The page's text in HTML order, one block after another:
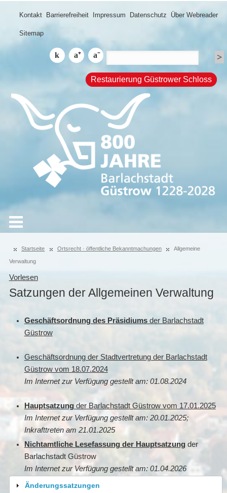
Kontakt Barrierefreiheit Impressum Datenschutz Über Webreader
Sitemap
Restaurierung Güstrower Schloss
Startseite Ortsrecht · öffentliche Bekanntmachungen Allgemeine
Verwaltung
Vorlesen
Satzungen der Allgemeinen Verwaltung
Geschäftsordnung des Präsidiumsder Barlachstadt
Güstrow
Geschäftsordnung der Stadtvertretung der Barlachstadt
Güstrow vom 18.07.2024
Im Internet zur Verfügung gestellt am: 01.08.2024
Hauptsatzungder Barlachstadt Güstrow vom 17.01.2025
Im Internet zur Verfügung gestellt am: 20.01.2025;
Inkrafttreten am 21.01.2025
Nichtamtliche Lesefassung der Hauptsatzungder
Barlachstadt Güstrow
Im Internet zur Verfügung gestellt am: 01.04.2026
Änderungssatzungen